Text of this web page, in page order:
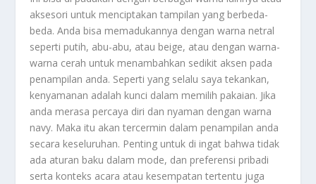
aksesori untuk menciptakan tampilan yang berbeda-
beda. Anda bisa memadukannya dengan warna netral
seperti putih, abu-abu, atau beige, atau dengan warna-
warna cerah untuk menambahkan sedikit aksen pada
penampilan anda. Seperti yang selalu saya tekankan,
kenyamanan adalah kunci dalam memilih pakaian. Jika
anda merasa percaya diri dan nyaman dengan warna
navy. Maka itu akan tercermin dalam penampilan anda
secara keseluruhan. Penting untuk di ingat bahwa tidak
ada aturan baku dalam mode, dan preferensi pribadi
serta konteks acara atau kesempatan tertentu juga